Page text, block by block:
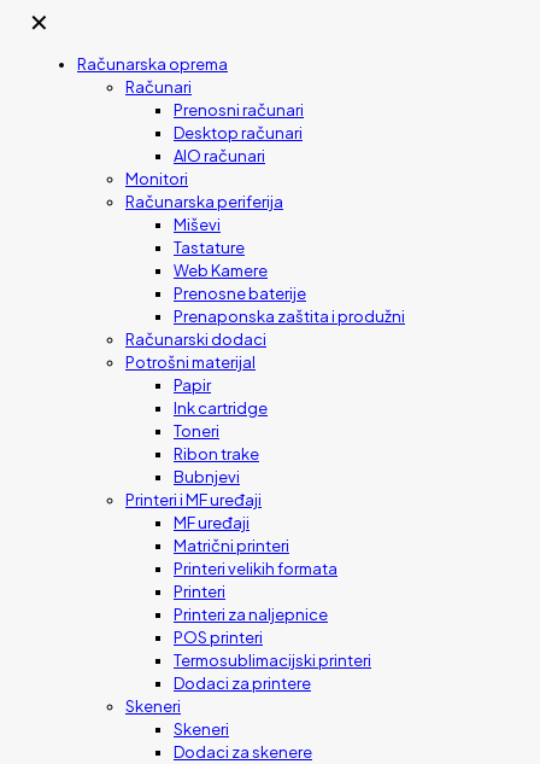
✕
Računarska oprema
Računari
Prenosni računari
Desktop računari
AIO računari
Monitori
Računarska periferija
Miševi
Tastature
Web Kamere
Prenosne baterije
Prenaponska zaštita i produžni
Računarski dodaci
Potrošni materijal
Papir
Ink cartridge
Toneri
Ribon trake
Bubnjevi
Printeri i MF uređaji
MF uređaji
Matrični printeri
Printeri velikih formata
Printeri
Printeri za naljepnice
POS printeri
Termosublimacijski printeri
Dodaci za printere
Skeneri
Skeneri
Dodaci za skenere